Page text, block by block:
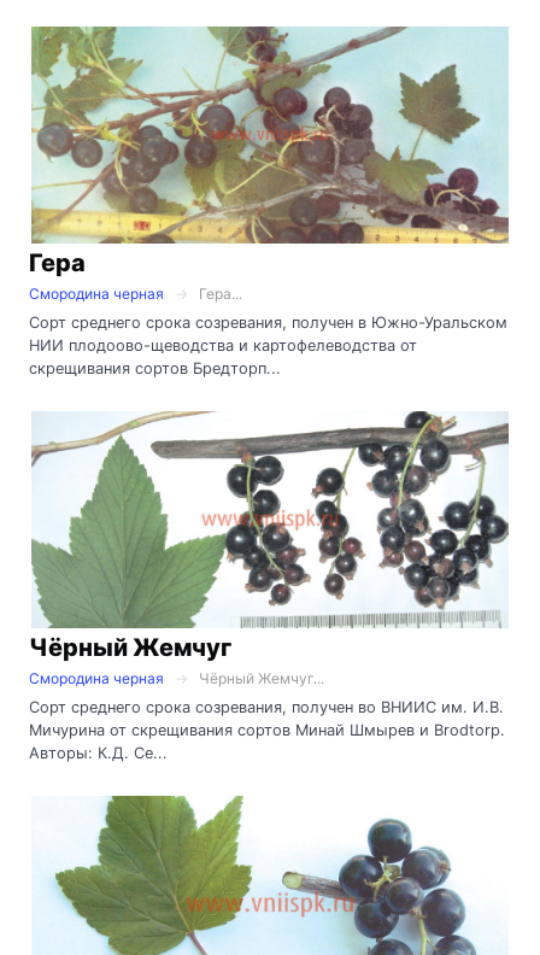
Гера
Смородина черная
Гера...
Сорт среднего срока созревания, получен в Южно-Уральском
НИИ плодоово-щеводства и картофелеводства от
скрещивания сортов Бредторп...
Чёрный Жемчуг
Смородина черная
Чёрный Жемчуг...
Сорт среднего срока созревания, получен во ВНИИС им. И.В.
Мичурина от скрещивания сортов Минай Шмырев и Brodtorp.
Авторы: К.Д. Се...